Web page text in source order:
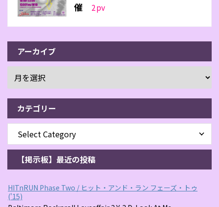
催
2pv
アーカイブ
カテゴリー
【掲示板】最近の投稿
HITnRUN Phase Two / ヒット・アンド・ラン フェーズ・トゥ
('15)